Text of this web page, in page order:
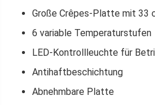
Große Crêpes-Platte mit 33
6 variable Temperaturstufen
LED-Kontrollleuchte für
Antihaftbeschichtung
Abnehmbare Platte